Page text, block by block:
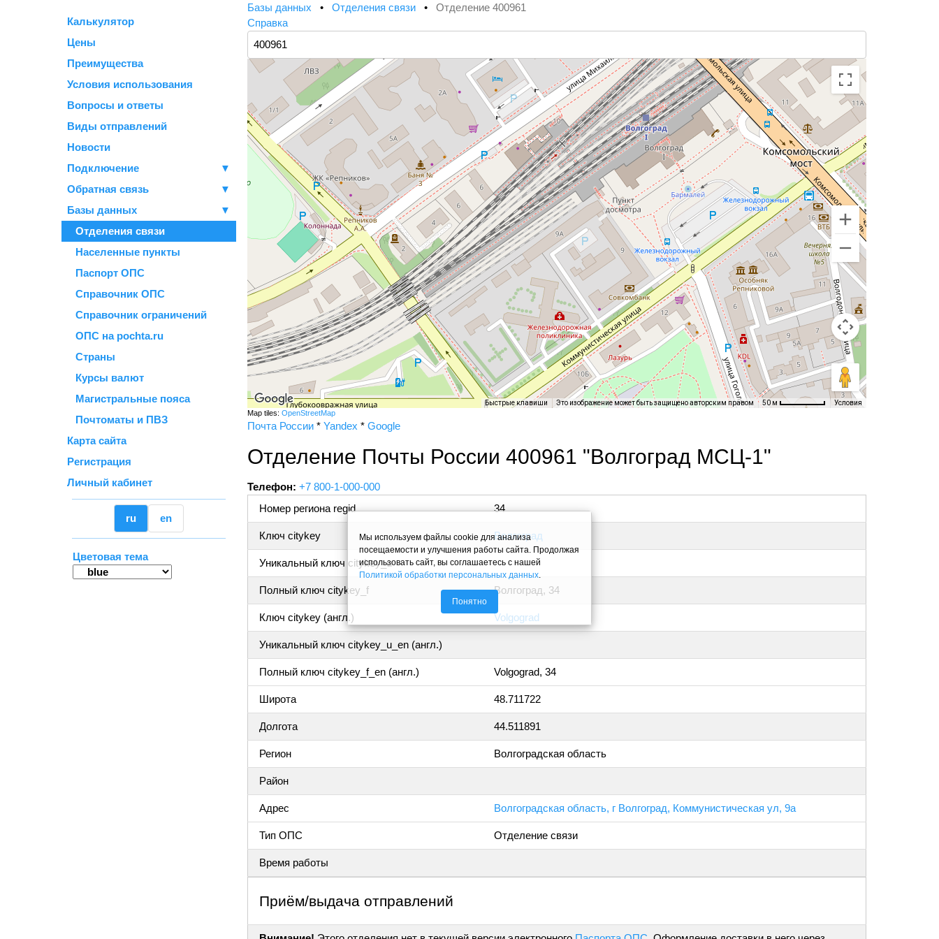
Калькулятор
Цены
Преимущества
Условия использования
Вопросы и ответы
Виды отправлений
Новости
Подключение
▼
Обратная связь
▼
Базы данных
▼
Отделения связи
Населенные пункты
Паспорт ОПС
Справочник ОПС
Справочник ограничений
ОПС на pochta.ru
Страны
Курсы валют
Магистральные пояса
Почтоматы и ПВЗ
Карта сайта
Регистрация
Личный кабинет
ru en
Цветовая тема
Базы данных • Отделения связи • Отделение 400961
Справка
Быстрые клавиши Это изображение может быть защищено авторским правом 50 м Условия
Map tiles: OpenStreetMap
Почта России * Yandex * Google
Отделение Почты России 400961 "Волгоград МСЦ-1"
Телефон: +7 800-1-000-000
Номер региона regid
34
Ключ citykey Волгоград
Уникальный ключ citykey_u
Полный ключ citykey_f Волгоград, 34
Ключ citykey (англ.) Volgograd
Уникальный ключ citykey_u_en (англ.)
Полный ключ citykey_f_en (англ.) Volgograd, 34
Широта 48.711722
Долгота 44.511891
Регион Волгоградская область
Район
Адрес Волгоградская область, г Волгоград, Коммунистическая ул, 9а
Тип ОПС Отделение связи
Время работы
Приём/выдача отправлений
Мы используем файлы cookie для анализа
посещаемости и улучшения работы сайта. Продолжая
использовать сайт, вы соглашаетесь с нашей
Политикой обработки персональных данных
Понятно